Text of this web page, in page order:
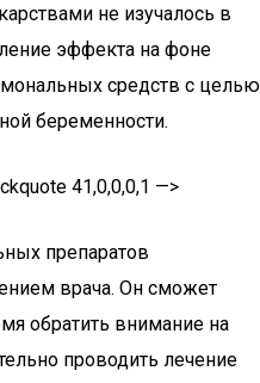
не изучалось в
эффекта на фоне
средств с целью
беременности.
41,0,0,0,1 —>
препаратов
врача. Он сможет
обратить внимание на
проводить лечение